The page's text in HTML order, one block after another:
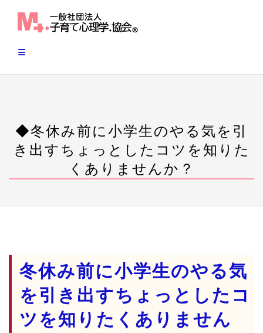
◆冬休み前に小学生のやる気を引
き出すちょっとしたコツを知りた
くありませんか？
冬休み前に小学生のやる気
を引き出すちょっとしたコ
ツを知りたくありません